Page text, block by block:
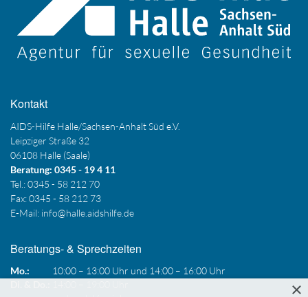
Kontakt
AIDS-Hilfe Halle/Sachsen-Anhalt Süd e.V.
Leipziger Straße 32
06108 Halle (Saale)
Beratung: 0345 - 19 4 11
Tel.: 0345 - 58 212 70
Fax: 0345 - 58 212 73
E-Mail: info@halle.aidshilfe.de
Beratungs- & Sprechzeiten
Mo.:
10:00 – 13:00 Uhr und 14:00 – 16:00 Uhr
×